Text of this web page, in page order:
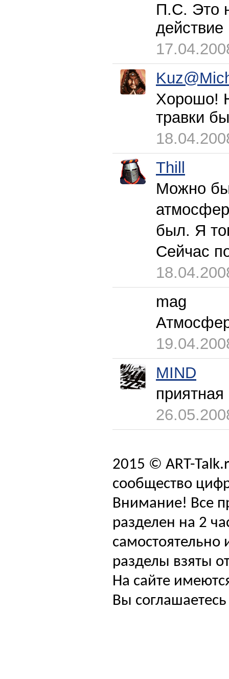
П.С. Это
Хорошо!
травки
Thill
Можно
был. Я
Сейчас
mag
MIND
2015 © ART-
сообщество
Внимание! Все
разделен на 2
самостоятельно
разделы взяты
На сайте
Вы